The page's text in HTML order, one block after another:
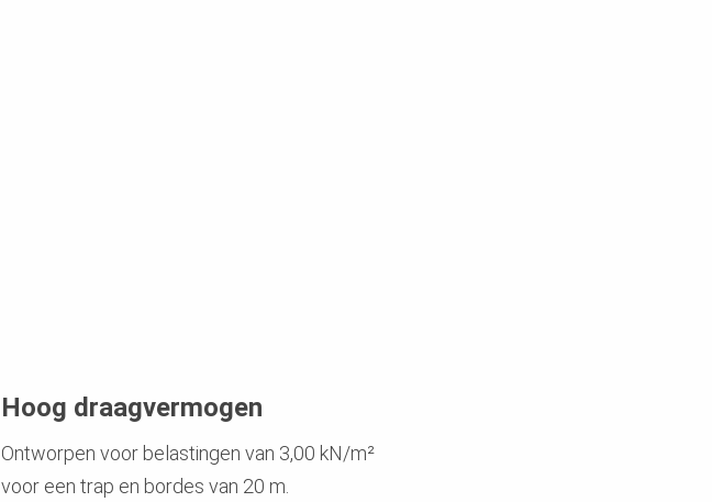
Hoog draagvermogen
Ontworpen voor belastingen van 3,00 kN/m²
voor een trap en bordes van 20 m.